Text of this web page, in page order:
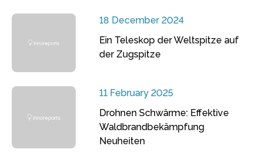
18 December 2024
Ein Teleskop der Weltspitze auf
der Zugspitze
11 February 2025
Drohnen Schwärme: Effektive
Waldbrandbekämpfung
Neuheiten